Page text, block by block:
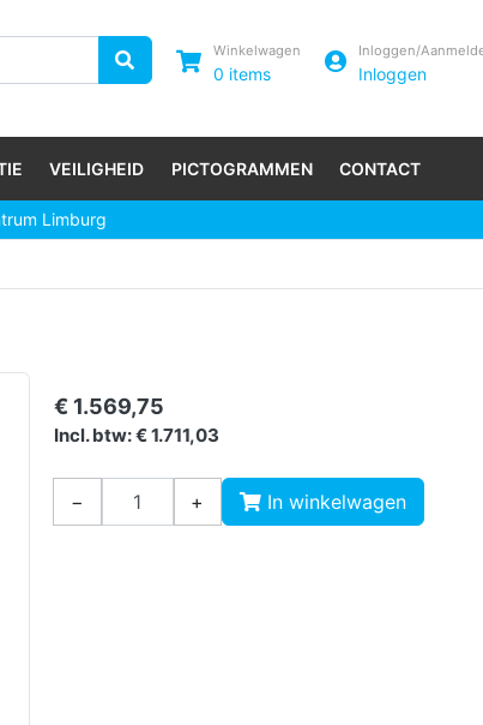
Winkelwagen
0 items
Inloggen/
Inloggen
VEILIGHEID PICTOGRAMMEN CONTACT
Limburg
€ 1.569,75
Incl. btw: € 1.711,03
− + In winkelwagen